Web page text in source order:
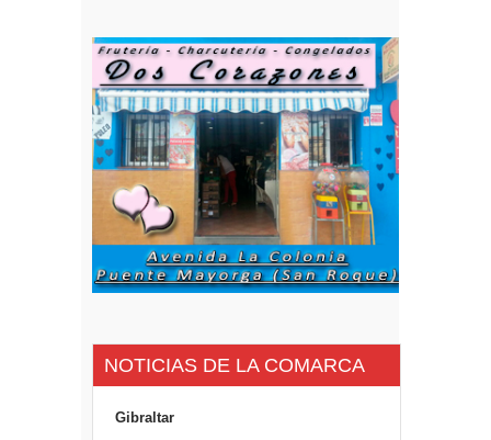
NOTICIAS DE LA COMARCA
Gibraltar